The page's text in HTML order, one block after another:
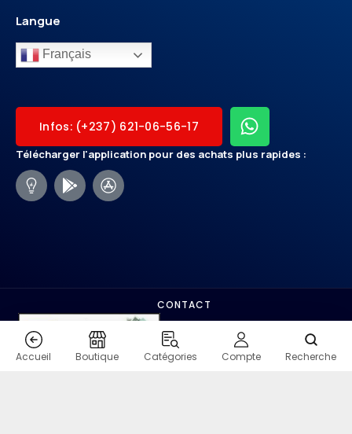
Langue
Français
Infos: (+237) 621-06-56-17
Télécharger l'application pour des achats plus rapides :
CONTACT
Accueil Boutique Catégories Compte Recherche